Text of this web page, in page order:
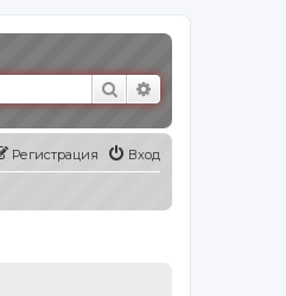
Поиск
Вход
Регистрация